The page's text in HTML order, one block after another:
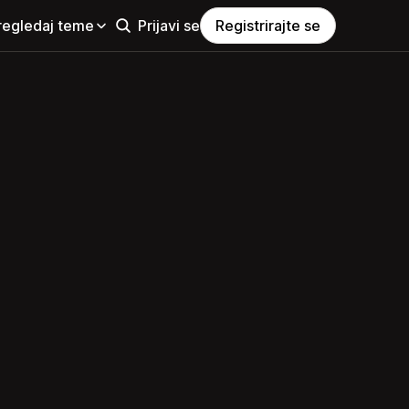
teme Prijavi se Registrirajte se